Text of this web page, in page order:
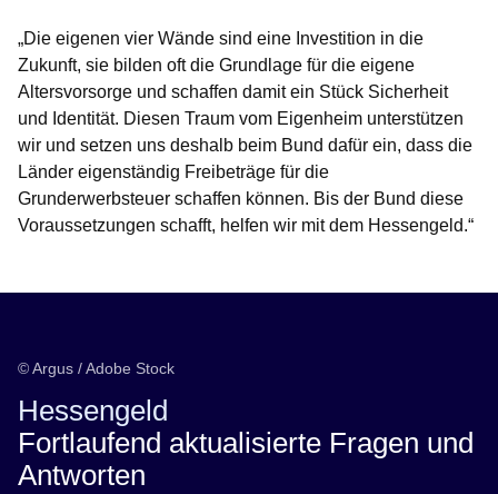
„Die eigenen vier Wände sind eine Investition in die
Zukunft, sie bilden oft die Grundlage für die eigene
Altersvorsorge und schaffen damit ein Stück Sicherheit
und Identität. Diesen Traum vom Eigenheim unterstützen
wir und setzen uns deshalb beim Bund dafür ein, dass die
Länder eigenständig Freibeträge für die
Grunderwerbsteuer schaffen können. Bis der Bund diese
Voraussetzungen schafft, helfen wir mit dem Hessengeld.“
© Argus / Adobe Stock
Hessengeld
Fortlaufend aktualisierte Fragen und
Antworten